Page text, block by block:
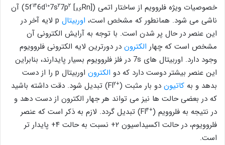
خصوصیات ویژه فلروویم از ساختار اتمی ([ ۸۶Rn] 5f ۱۴6d۱۰7s۲7p۲
) آن
ناشی می‌ شود. همانطور که مشخص است، اوربیتال
p لایه آخر در
این عنصر در حال پر شدن است. با توجه به آرایش الکترونی آن
مشخص است که چهار الکترون در دورترین لایه‌ الکترونی فلروویوم
وجود دارد. اوربیتال‌ های 7s در فلز فلروویوم بسیار پایدارند، بنابراین
این عنصر بیشتر دوست دارد که دو الکترون
اوربیتال p را از دست
بدهد و به کاتیون دو بار مثبت (+
Fl۲
) تبدیل شود. دقت داشته باشید
که در بعضی حالت ‌ها نیز می تواند هر جهار الکترون از دست ‌دهد و
در نتیجه به فلروویم (+
Fl۴
) تبدیل گردد. لازم به ذکر است که عنصر
فلروویوم، در حالت اکسیداسیون ۲+ نسبت به حالت ۴+ پایدار تر
است.